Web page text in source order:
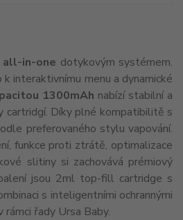
all-in-one dotykovým systémem.
interaktivnímu menu a dynamické
1300mAh nabízí stabilní a
cartridgí. Díky plné kompatibilitě s
preferovaného stylu vapování.
funkce proti ztrátě, optimalizace
slitiny si zachovává prémiový
jsou 2ml top-fill cartridge s
s inteligentními ochrannými
řady Ursa Baby.